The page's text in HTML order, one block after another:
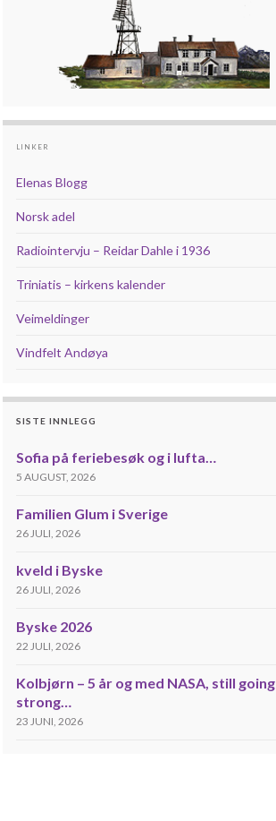
LINKER
Elenas Blogg
Norsk adel
Radiointervju – Reidar Dahle i 1936
Triniatis – kirkens kalender
Veimeldinger
Vindfelt Andøya
SISTE INNLEGG
Sofia på feriebesøk og i lufta…
5 AUGUST, 2026
Familien Glum i Sverige
26 JULI, 2026
kveld i Byske
26 JULI, 2026
Byske 2026
22 JULI, 2026
Kolbjørn – 5 år og med NASA, still going
strong…
23 JUNI, 2026